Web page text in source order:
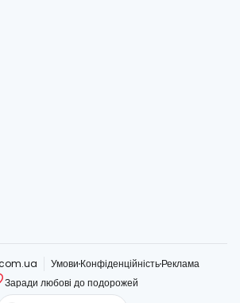
УмовиКонфіденційністьРеклама
Заради любові до подорожей
cestee.com